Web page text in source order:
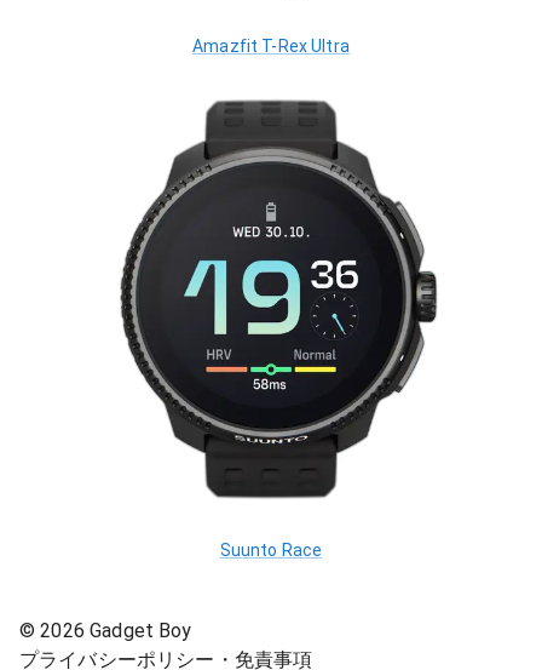
Amazfit T-Rex Ultra
Suunto Race
©2026 Gadget Boy
プライバシーポリシー・免責事項